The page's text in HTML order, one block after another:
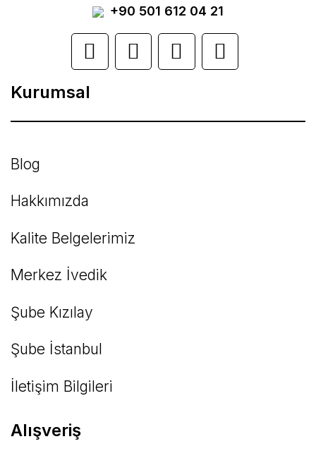
görüntülenemiyor.
Ürün açıklamasında eksik bilgiler bulunuyor.
Ürün bilgilerinde hatalar bulunuyor.
Ürün fiyatı diğer sitelerden daha pahalı.
Bu ürüne benzer farklı alternatifler olmalı.
+90 501 612 04 21
Kurumsal
Blog
Hakkımızda
Kalite Belgelerimiz
Merkez İvedik
Şube Kızılay
Şube İstanbul
İletişim Bilgileri
Alışveriş